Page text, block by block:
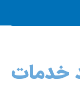
خدمات